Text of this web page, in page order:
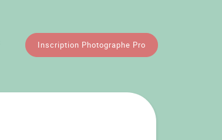
Inscription Photographe Pro